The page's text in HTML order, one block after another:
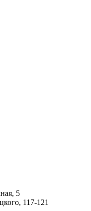
5
117-121